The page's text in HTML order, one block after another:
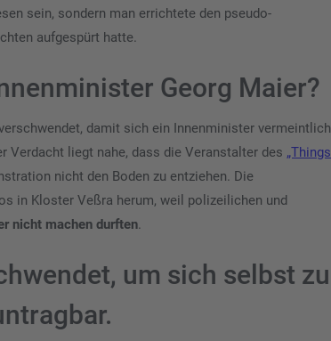
sein, sondern man errichtete den pseudo-
aufgespürt hatte.
Georg Maier?
damit sich ein Innenminister vermeintlich
Verdacht liegt nahe, dass die Veranstalter des „Things
nicht den Boden zu entziehen. Die
in Kloster Veßra herum, weil polizeilichen und
nicht machen durften.
um sich selbst zu